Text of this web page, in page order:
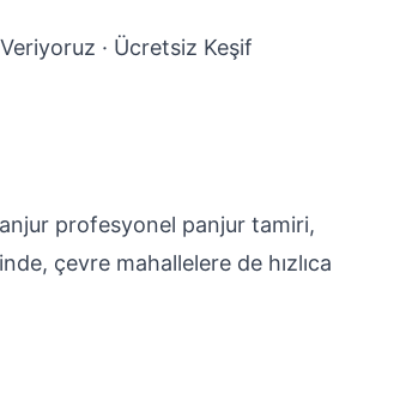
· Ücretsiz Keşif
profesyonel panjur tamiri,
çevre mahallelere de hızlıca